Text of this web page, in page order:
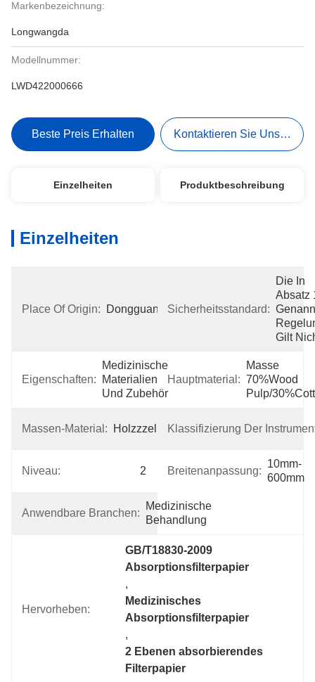
Markenbezeichnung:
Longwangda
Modellnummer:
LWD422000666
Beste Preis Erhalten Kontaktieren Sie Uns Jetzt
Einzelheiten Produktbeschreibung
Einzelheiten
Place Of Origin: Dongguan Sicherheitsstandard:
Die In
Absatz
Gilt
Eigenschaften:
Medizinische
Materialien
Und Zubehör
Hauptmaterial:
Masse
70%Wood
Pulp/
Massen-Material: HolzzzellstoffKlassifizierung Der
Niveau: 2 Breitenanpassung:
10mm-
600mm
Anwendbare Branchen:
Medizinische
Behandlung
Hervorheben:
GB/T18830-2009
Absorptionsfilterpapier
,
Medizinisches
Absorptionsfilterpapier
,
2 Ebenen absorbierendes
Filterpapier